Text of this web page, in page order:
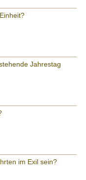
Jahrestag
im Exil sein?